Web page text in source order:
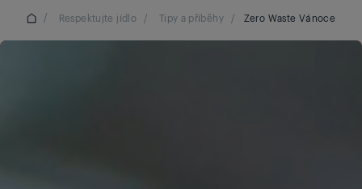
/ Respektujte jídlo / Tipy a příběhy / Zero Waste Vánoce